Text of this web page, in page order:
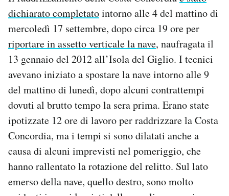
AREA PERSONALE
Area Personale
Regala il Post
Hai bisogno di aiuto?
Esci
dichiarato completatointorno alle 4 del mattino di
mercoledì 17 settembre, dopo circa 19 ore per
riportare in assetto verticale la nave, naufragata il
13 gennaio del 2012 all’Isola del Giglio. I tecnici
avevano iniziato a spostare la nave intorno alle 9
del mattino di lunedì, dopo alcuni contrattempi
dovuti al brutto tempo la sera prima. Erano state
ipotizzate 12 ore di lavoro per raddrizzare la Costa
Concordia, ma i tempi si sono dilatati anche a
causa di alcuni imprevisti nel pomeriggio, che
hanno rallentato la rotazione del relitto. Sul lato
emerso della nave, quello destro, sono molto